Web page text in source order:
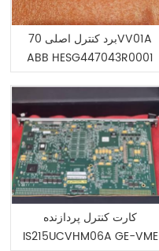
برد کنترل اصلی 70VV01A
ABB HESG447043R0001
کارت کنترل پردازنده
IS215UCVHM06A GE-VME